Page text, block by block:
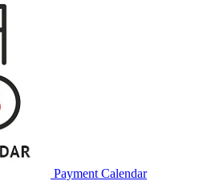
Payment Calendar